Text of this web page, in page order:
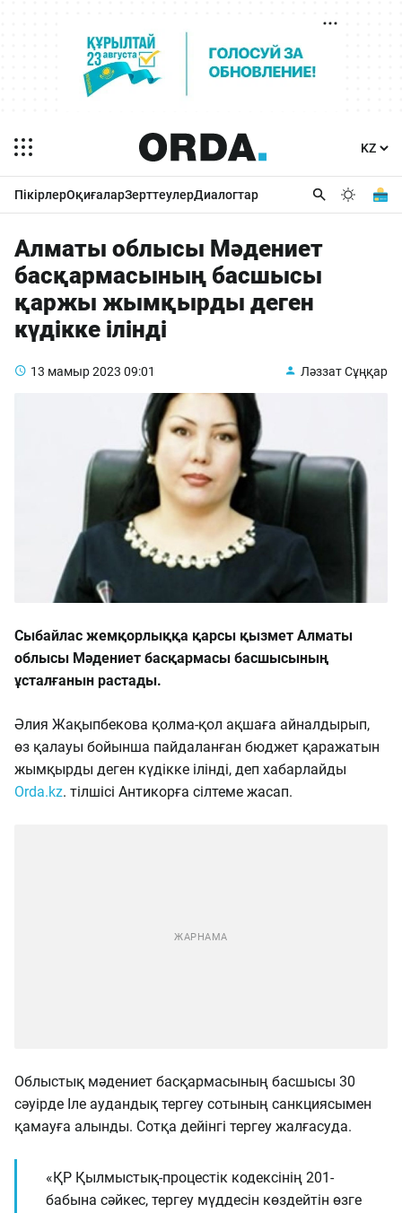
ПікірлерОқиғаларЗерттеулерДиалогтар
Алматы облысы Мәдениет
басқармасының басшысы
қаржы жымқырды деген
күдікке ілінді
13 мамыр 2023 09:01 Ләззат Сұңқар
Сыбайлас жемқорлыққа қарсы қызмет Алматы
облысы Мәдениет басқармасы басшысының
ұсталғанын растады.
Әлия Жақыпбекова қолма-қол ақшаға айналдырып,
өз қалауы бойынша пайдаланған бюджет қаражатын
жымқырды деген күдікке ілінді, деп хабарлайды
Orda.kz. тілшісі Антикорға сілтеме жасап.
Облыстық мәдениет басқармасының басшысы 30
сәуірде Іле аудандық тергеу сотының санкциясымен
қамауға алынды. Сотқа дейінгі тергеу жалғасуда.
«ҚР Қылмыстық-процестік кодексінің 201-
бабына сәйкес, тергеу мүддесін көздейтін өзге